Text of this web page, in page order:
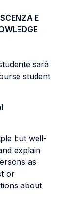
E
sarà
student
but well-
explain
as
or
about